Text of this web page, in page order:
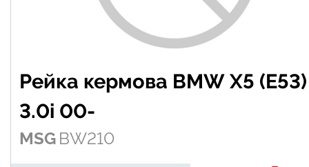
Рейка кермова BMW X5 (E53)
3.0i 00-
MSG BW210